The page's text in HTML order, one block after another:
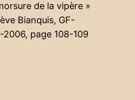
de la vipère »
Bianquis, GF-
2006, page 108-109